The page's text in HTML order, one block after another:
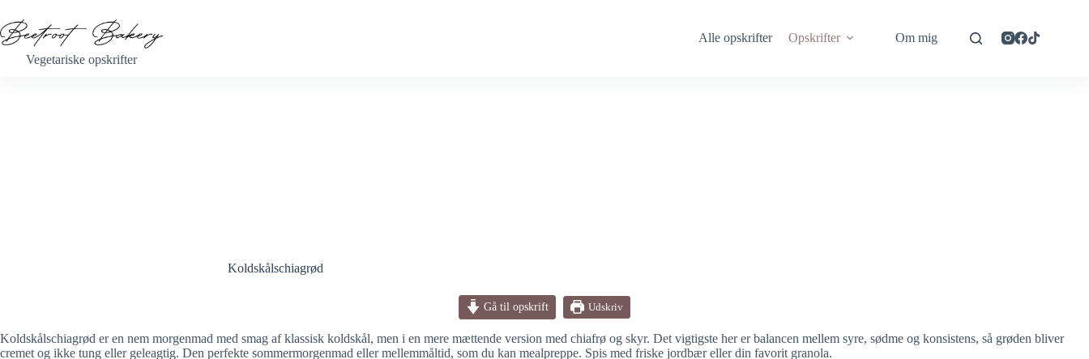
til
indhold
Vegetariske opskrifter
Alle opskrifter Opskrifter Om mig
Koldskålschiagrød
Gå til opskrift Udskriv
Koldskålschiagrød er en nem morgenmad med smag af klassisk koldskål, men i en mere mættende version med chiafrø og skyr. Det vigtigste her er balancen mellem syre, sødme og konsistens, så grøden bliver
cremet og ikke tung eller geleagtig. Den perfekte sommermorgenmad eller mellemmåltid, som du kan mealpreppe. Spis med friske jordbær eller din favorit granola.